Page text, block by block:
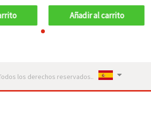
Añadir al carrito
los derechos reservados..